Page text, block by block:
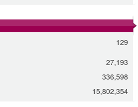
phèn Long An bao 10kg
thiên nhiên Biên Hòa gói 1kg
129
27,193
336,598
15,802,354